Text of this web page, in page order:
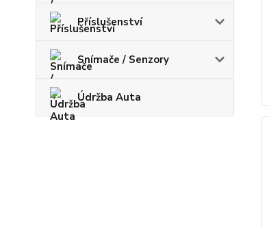
Příslušenství
Snímače / Senzory
Údržba Auta